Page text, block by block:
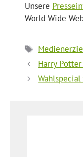
Unsere
World Wide
Harry